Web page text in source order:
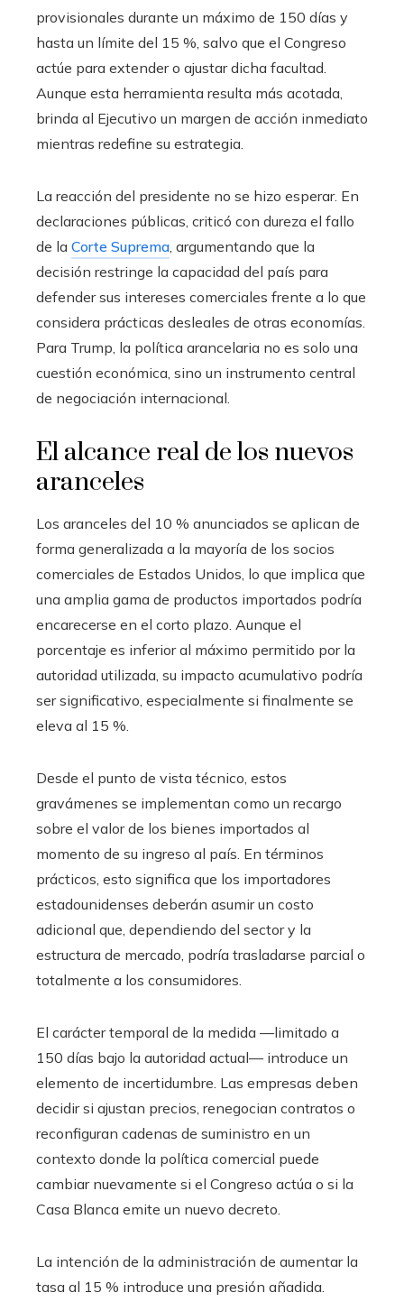
provisionales durante un máximo de 150 días y
hasta un límite del 15 %, salvo que el Congreso
actúe para extender o ajustar dicha facultad.
Aunque esta herramienta resulta más acotada,
brinda al Ejecutivo un margen de acción inmediato
mientras redefine su estrategia.
La reacción del presidente no se hizo esperar. En
declaraciones públicas, criticó con dureza el fallo
de la Corte Suprema, argumentando que la
decisión restringe la capacidad del país para
defender sus intereses comerciales frente a lo que
considera prácticas desleales de otras economías.
Para Trump, la política arancelaria no es solo una
cuestión económica, sino un instrumento central
de negociación internacional.
El alcance real de los nuevos
aranceles
Los aranceles del 10 % anunciados se aplican de
forma generalizada a la mayoría de los socios
comerciales de Estados Unidos, lo que implica que
una amplia gama de productos importados podría
encarecerse en el corto plazo. Aunque el
porcentaje es inferior al máximo permitido por la
autoridad utilizada, su impacto acumulativo podría
ser significativo, especialmente si finalmente se
eleva al 15 %.
Desde el punto de vista técnico, estos
gravámenes se implementan como un recargo
sobre el valor de los bienes importados al
momento de su ingreso al país. En términos
prácticos, esto significa que los importadores
estadounidenses deberán asumir un costo
adicional que, dependiendo del sector y la
estructura de mercado, podría trasladarse parcial o
totalmente a los consumidores.
El carácter temporal de la medida —limitado a
150 días bajo la autoridad actual— introduce un
elemento de incertidumbre. Las empresas deben
decidir si ajustan precios, renegocian contratos o
reconfiguran cadenas de suministro en un
contexto donde la política comercial puede
cambiar nuevamente si el Congreso actúa o si la
Casa Blanca emite un nuevo decreto.
La intención de la administración de aumentar la
tasa al 15 % introduce una presión añadida.